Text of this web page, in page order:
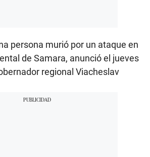
persona murió por un ataque en
de Samara, anunció el jueves
regional Viacheslav